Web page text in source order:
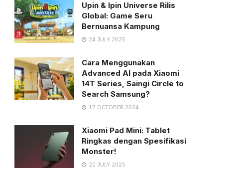
Upin & Ipin Universe Rilis
Global: Game Seru
Bernuansa Kampung
24 JULY 2025
Cara Menggunakan
Advanced AI pada Xiaomi
14T Series, Saingi Circle to
Search Samsung?
17 OCTOBER 2024
Xiaomi Pad Mini: Tablet
Ringkas dengan Spesifikasi
Monster!
22 JULY 2025